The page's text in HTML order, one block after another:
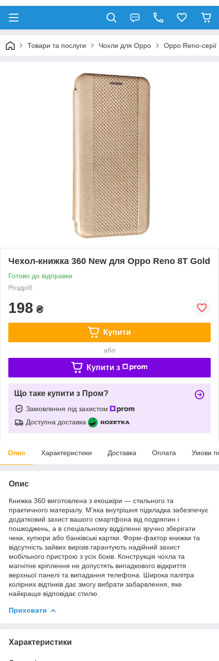
Товари та послуги Чохли для Oppo Oppo Reno-серії
Чехол-книжка 360 New для Oppo Reno 8T Gold
Готово до відправки
Роздріб
198 ₴
Купити
або
Купити з
Що таке купити з Пром?
Замовлення під захистом
Доступна доставка
Опис Характеристики Доставка Оплата Умови
Опис
Книжка 360 виготовлена з екошкіри — стильного та
практичного матеріалу. М'яка внутрішня підкладка забезпечує
додатковий захист вашого смартфона від подряпин і
пошкоджень, а в спеціальному відділенні зручно зберігати
чеки, купюри або банківські картки. Форм-фактор книжки та
відсутність зайвих вирізів гарантують надійний захист
мобільного пристрою з усіх боків. Конструкція чохла та
магнітне кріплення не допустять випадкового відкриття
верхньої панелі та випадання телефона. Широка палітра
колірних відтінків дає змогу вибрати забарвлення, яке
найкраще відповідає стилю.
Приховати
Характеристики